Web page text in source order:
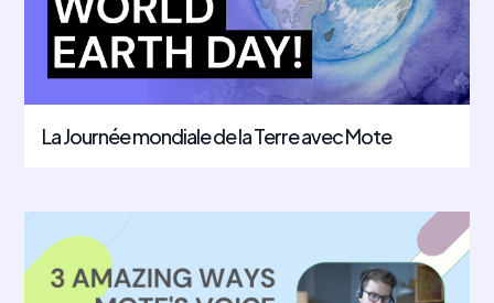
La Journée mondiale de la Terre avec Mote